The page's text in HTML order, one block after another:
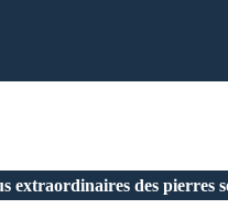
extraordinaires des pierres